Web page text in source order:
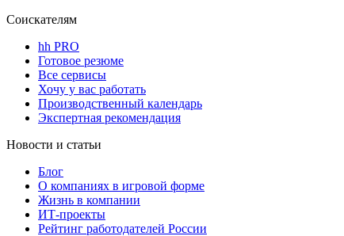
Соискателям
hh PRO
Готовое резюме
Все сервисы
Хочу у вас работать
Производственный календарь
Экспертная рекомендация
Новости и статьи
Блог
О компаниях в игровой форме
Жизнь в компании
ИТ-проекты
Рейтинг работодателей России